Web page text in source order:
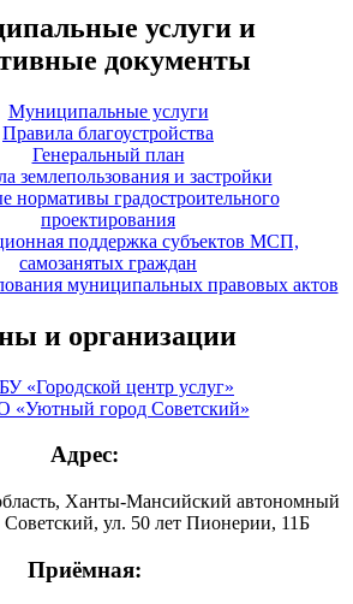
услуги и
документы
Муниципальные услуги
Правила благоустройства
Генеральный план
землепользования и застройки
нормативы градостроительного
проектирования
поддержка субъектов МСП,
самозанятых граждан
муниципальных правовых актов
и организации
«Городской центр услуг»
«Уютный город Советский»
Адрес:
Ханты-Мансийский автономный
ул. 50 лет Пионерии, 11Б
Приёмная: